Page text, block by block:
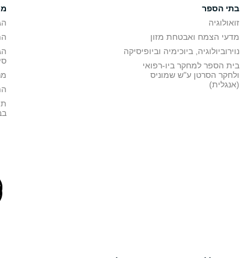
בתי הספר
זואולוגיה
מדעי הצמח ואבטחת מזון
נוירוביולוגיה, ביוכימיה וביופיסיקה
בית הספר למחקר ביו-רפואי
ולחקר הסרטן ע"ש שמוניס
(אנגלית)